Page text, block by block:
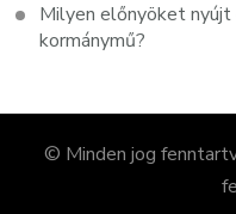
Milyen előnyöket
kormánymű?
© Minden jog